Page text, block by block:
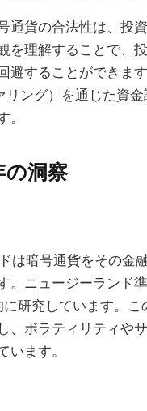
通貨の合法性は、投
を理解することで、
避することができま
ング）を通じた資
の洞察
は暗号通貨をその金
。ニュージーランド
研究しています。
、ボラティリティや
ます。